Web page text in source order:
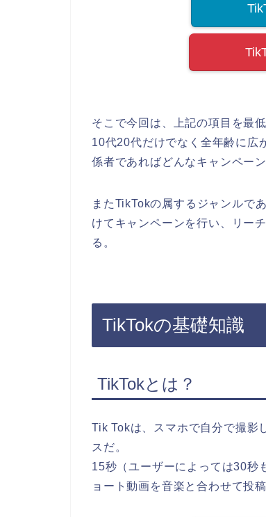
そこで今回は、上記の項目を最
10代20代だけでなく全年齢に広
係者であればどんなキャンペー
またTikTokの属するジャンルで
けてキャンペーンを行い、リー
る。
TikTokの基礎知識
TikTokとは？
Tik Tokは、スマホで自分で撮影
スだ。
15秒（ユーザーによっては30秒
ョート動画を音楽と合わせて投